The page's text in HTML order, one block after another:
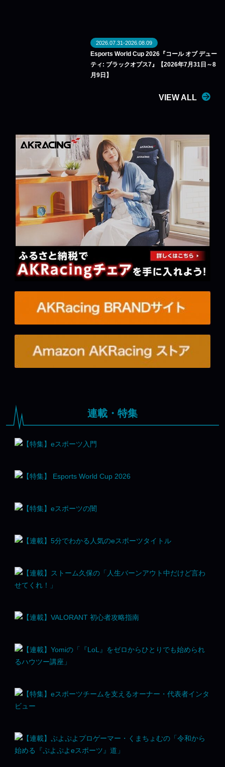
2026.07.31-2026.08.09
Esports World Cup 2026『コール オブ デュー
ティ: ブラックオプス7』【2026年7月31日～8
月9日】
VIEW ALL
連載・特集